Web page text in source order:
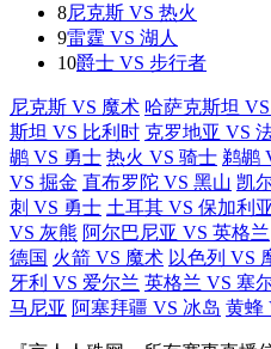
8尼克斯 VS 热火
9雷霆 VS 湖人
10爵士 VS 步行者
尼克斯 VS 魔术 哈萨克斯坦
斯坦 VS 比利时 克罗地亚 VS
鹕 VS 勇士 热火 VS 骑士 鹈鹕
VS 掘金 直布罗陀 VS 黑山 凯
刺 VS 勇士 土耳其 VS 保加利亚
VS 灰熊 阿尔巴尼亚 VS 英格兰
德国 火箭 VS 魔术 以色列 VS
牙利 VS 爱尔兰 英格兰 VS 塞
马尼亚 阿塞拜疆 VS 冰岛 黄蜂